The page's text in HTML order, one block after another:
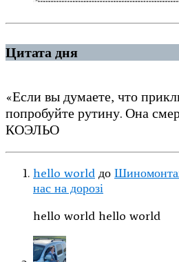
Цитата дня
«Если вы думаете, что
попробуйте рутину. Она
КОЭЛЬО
hello world до
нас на дорозі
hello world hello world